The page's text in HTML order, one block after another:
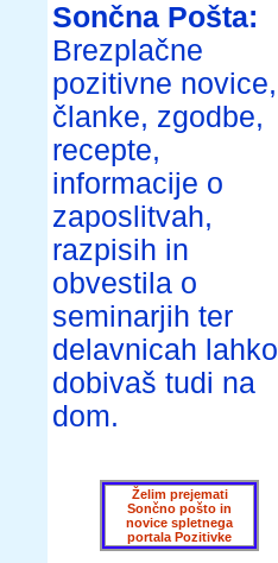
Sončna Pošta:
Brezplačne
pozitivne novice,
članke, zgodbe,
recepte,
informacije o
zaposlitvah,
razpisih in
obvestila o
seminarjih ter
delavnicah lahko
dobivaš tudi na
dom.
Želim prejemati
Sončno pošto in
novice spletnega
portala Pozitivke